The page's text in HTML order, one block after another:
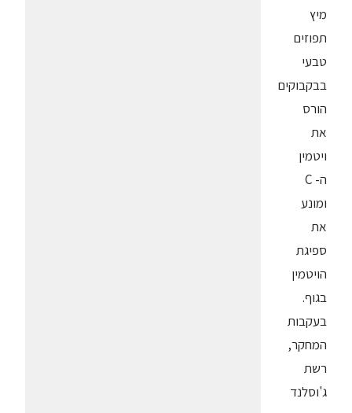
מיץ
תפוזים
טבעי
בבקבוקים
הורס
את
ויטמין
ה- C
ומונע
את
ספיגת
הויטמין
בגוף.
בעקבות
המחקר,
רשת
ג'וסלנד